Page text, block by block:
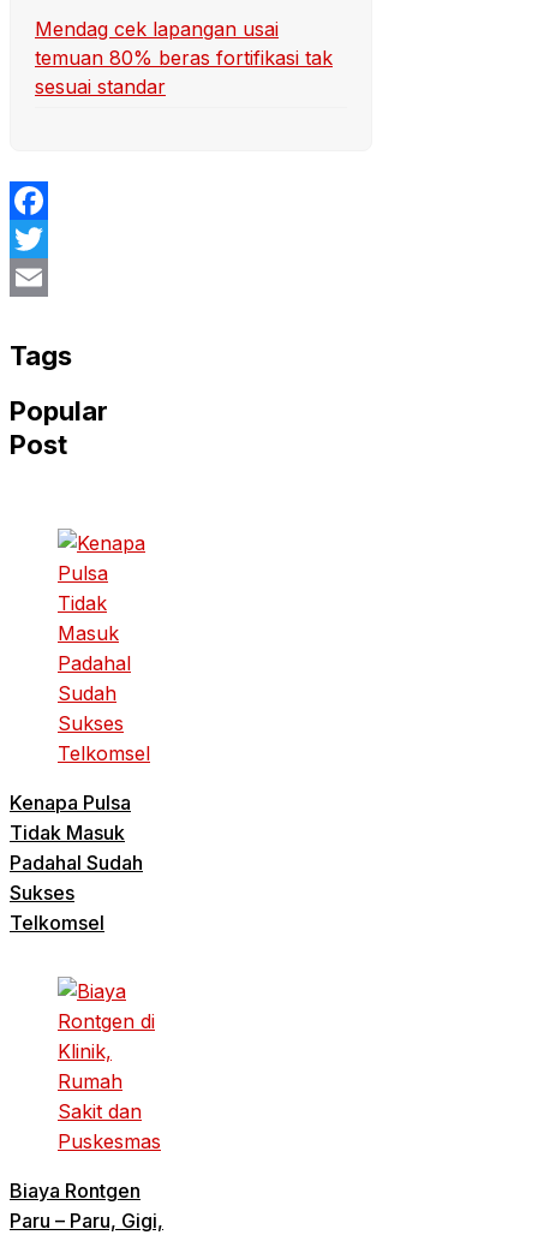
Mendag cek lapangan usai
temuan 80% beras fortifikasi tak
sesuai standar
Facebook
Twitter
Tags
Popular
Post
Kenapa Pulsa
Tidak Masuk
Padahal Sudah
Sukses
Telkomsel
Biaya Rontgen
Paru – Paru, Gigi,